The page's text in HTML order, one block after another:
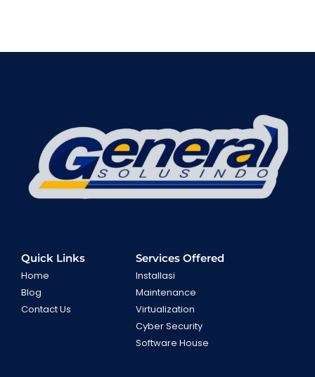
Quick Links
Home
Blog
Contact Us
Services Offered
Installasi
Maintenance
Virtualization
Cyber Security
Software House